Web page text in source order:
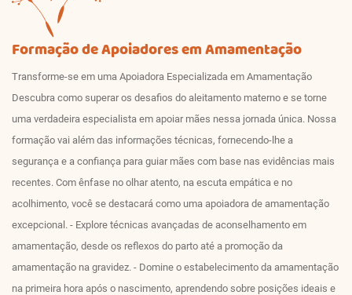
Formação de Apoiadores em Amamentação
Transforme-se em uma Apoiadora Especializada em Amamentação
Descubra como superar os desafios do aleitamento materno e se torne
uma verdadeira especialista em apoiar mães nessa jornada única. Nossa
formação vai além das informações técnicas, fornecendo-lhe a
segurança e a confiança para guiar mães com base nas evidências mais
recentes. Com ênfase no olhar atento, na escuta empática e no
acolhimento, você se destacará como uma apoiadora de amamentação
excepcional. - Explore técnicas avançadas de aconselhamento em
amamentação, desde os reflexos do parto até a promoção da
amamentação na gravidez. - Domine o estabelecimento da amamentação
na primeira hora após o nascimento, aprendendo sobre posições ideais e